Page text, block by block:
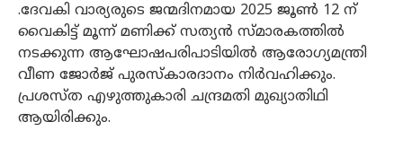
.ദേവകി വാര്യരുടെ ജന്മദിനമായ 2025 ജൂൺ 12 ന്
വൈകിട്ട് മൂന്ന് മണിക്ക് സത്യൻ സ്മാരകത്തിൽ
നടക്കുന്ന ആഘോഷപരിപാടിയിൽ ആരോഗ്യമന്ത്രി
വീണ ജോർജ് പുരസ്കാരദാനം നിർവഹിക്കും.
പ്രശസ്ത എഴുത്തുകാരി ചന്ദ്രമതി മുഖ്യാതിഥി
ആയിരിക്കും.